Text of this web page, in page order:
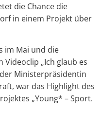
die Chance die
in einem Projekt über
im Mai und die
Videoclip „Ich glaub es
Ministerpräsidentin
war das Highlight des
„Young* – Sport.